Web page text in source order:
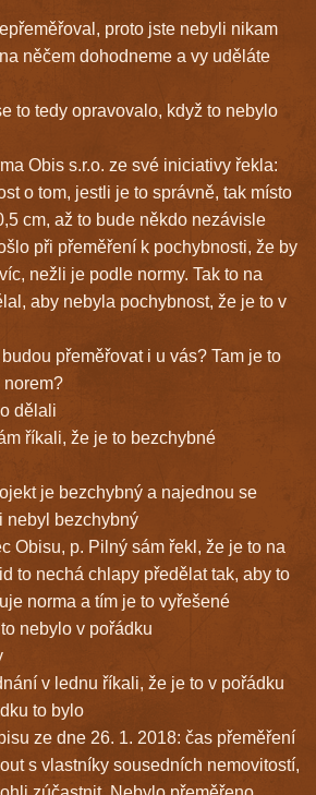
proto jste nebyli nikam
něčem dohodneme a vy uděláte
to tedy opravovalo, když to nebylo
Obis s.r.o. ze své iniciativy řekla:
o tom, jestli je to správně, tak místo
cm, až to bude někdo nezávisle
při přeměření k pochybnosti, že by
nežli je podle normy. Tak to na
aby nebyla pochybnost, že je to v
přeměřovat i u vás? Tam je to
norem?
dělali
říkali, že je to bezchybné
je bezchybný a najednou se
nebyl bezchybný
Obisu, p. Pilný sám řekl, že je to na
to nechá chlapy předělat tak, aby to
norma a tím je to vyřešené
nebylo v pořádku
v lednu říkali, že je to v pořádku
to bylo
ze dne 26. 1. 2018: čas přeměření
s vlastníky sousedních nemovitostí,